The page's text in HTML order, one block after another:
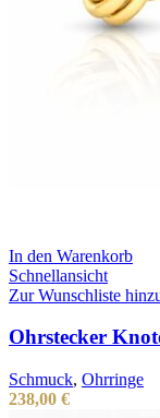
In den Warenkorb
Schnellansicht
Zur Wunschliste
Ohrstecker
Schmuck, Ohrringe
238,00 €